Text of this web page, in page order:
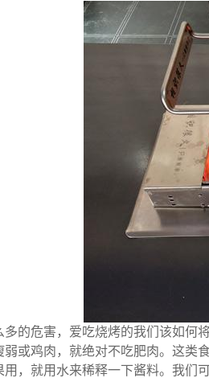
多的危害，爱吃烧烤的我们该如何
或鸡肉，就绝对不吃肥肉。这类
，就用水来稀释一下酱料。我们